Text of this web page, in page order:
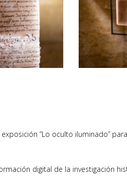
“Lo oculto iluminado”
digital de la investigación